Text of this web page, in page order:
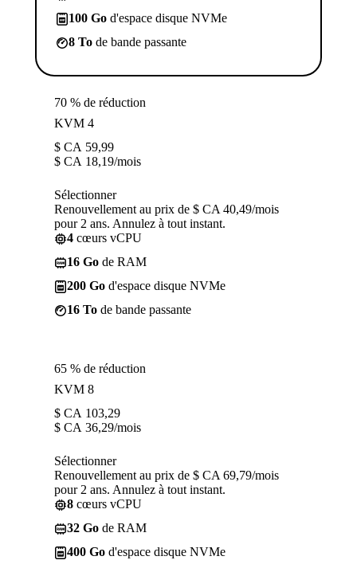
100 Go d'espace disque NVMe
8 To de bande passante
70 % de réduction
KVM 4
$ CA 59,99
$ CA 18,19/mois
Sélectionner
Renouvellement au prix de $ CA 40,49/mois
pour 2 ans. Annulez à tout instant.
4 cœurs vCPU
16 Go de RAM
200 Go d'espace disque NVMe
16 To de bande passante
65 % de réduction
KVM 8
$ CA 103,29
$ CA 36,29/mois
Sélectionner
Renouvellement au prix de $ CA 69,79/mois
pour 2 ans. Annulez à tout instant.
8 cœurs vCPU
32 Go de RAM
400 Go d'espace disque NVMe